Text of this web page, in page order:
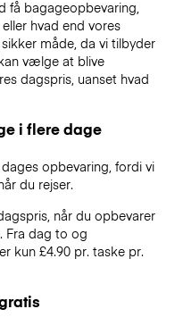
få bagageopbevaring,
hvad end vores
måde, da vi tilbyder
vælge at blive
dagspris, uanset hvad
i flere dage
opbevaring, fordi vi
du rejser.
når du opbevarer
Fra dag to og
kun £4.90 pr. taske pr.